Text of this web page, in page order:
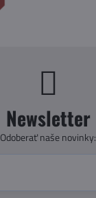
Newsletter
Odoberať naše novinky: